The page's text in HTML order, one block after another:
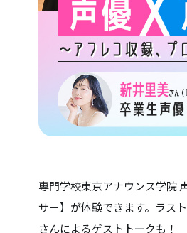
専門学校東京アナウンス学院
サー】が体験できます。ラス
さんによるゲストトークも！